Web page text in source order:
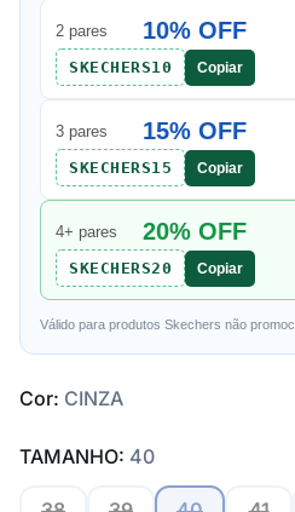
2 pares 10% OFF
SKECHERS10 Copiar
3 pares 15% OFF
SKECHERS15 Copiar
4+ pares 20% OFF
SKECHERS20 Copiar
Válido para produtos Skechers não
Cor: CINZA
TAMANHO: 40